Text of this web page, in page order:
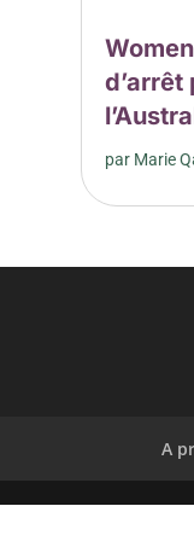
d’arrêt
par Marie
A